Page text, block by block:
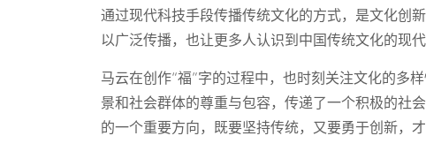
通过现代科技手段传播传统文化的方式，是文化创
以广泛传播，也让更多人认识到中国传统文化的现代
马云在创作“福”字的过程中，也时刻关注文化的多
景和社会群体的尊重与包容，传递了一个积极的社
的一个重要方向，既要坚持传统，又要勇于创新，